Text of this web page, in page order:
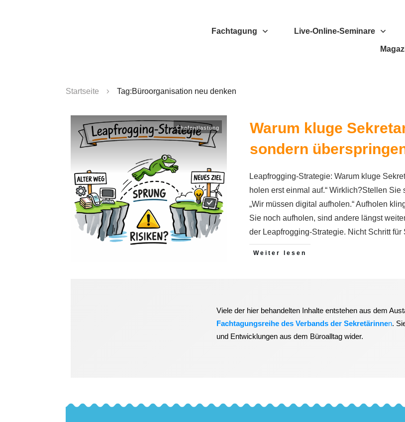
Fachtagung Live-Online-Seminare
Startseite Tag:Büroorganisation neu denken
Chefentlastung
Warum kluge
sondern
Leapfrogging-Strategie: Warum kluge
holen erst einmal auf.“ Wirklich?Stellen
„Wir müssen digital aufholen.“ Aufholen
Sie noch aufholen, sind andere längst
der Leapfrogging-Strategie. Nicht Schritt
Weiter lesen
Viele der hier behandelten Inhalte entstehen aus dem
Fachtagungsreihe des Verbands der Sekretärinnen.
und Entwicklungen aus dem Büroalltag wider.